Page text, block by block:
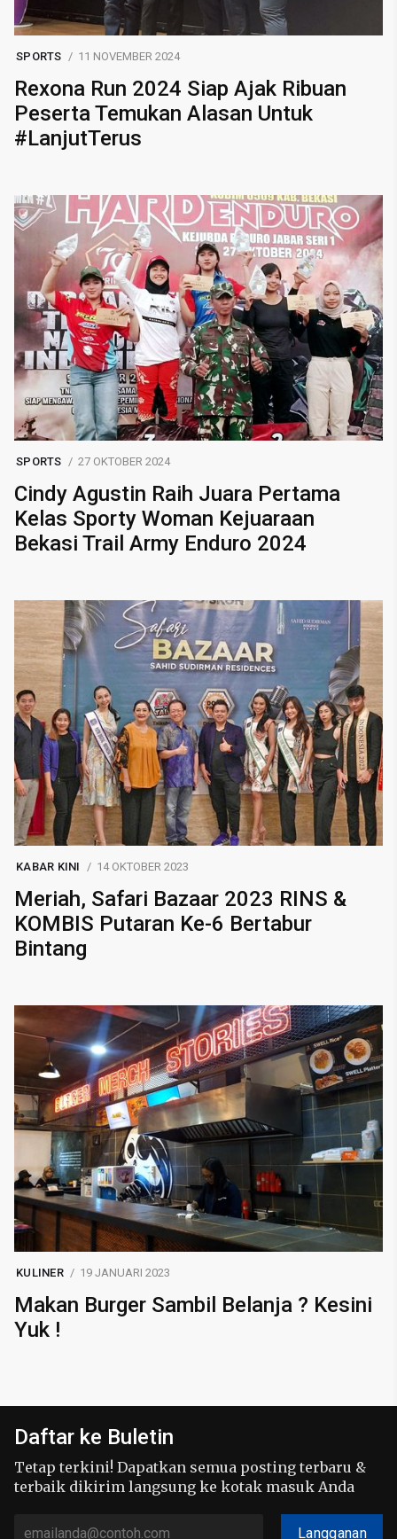
SPORTS 11 NOVEMBER 2024
Rexona Run 2024 Siap Ajak Ribuan
Peserta Temukan Alasan Untuk
#LanjutTerus
SPORTS 27 OKTOBER 2024
Cindy Agustin Raih Juara Pertama
Kelas Sporty Woman Kejuaraan
Bekasi Trail Army Enduro 2024
KABAR KINI 14 OKTOBER 2023
Meriah, Safari Bazaar 2023 RINS &
KOMBIS Putaran Ke-6 Bertabur
Bintang
KULINER 19 JANUARI 2023
Makan Burger Sambil Belanja ? Kesini
Yuk !
Daftar ke Buletin
Tetap terkini! Dapatkan semua posting terbaru &
terbaik dikirim langsung ke kotak masuk Anda
Langganan